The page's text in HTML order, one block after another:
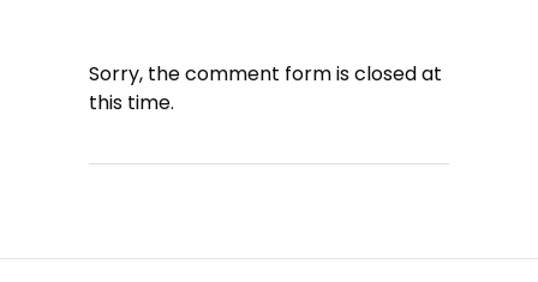
Sorry, the comment form is closed at
this time.